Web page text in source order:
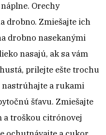
Orechy
drobno. Zmiešajte ich
drobno nasekanými
nasajú, ak sa vám
prilejte ešte trochu
nastrúhajte a rukami
šťavu. Zmiešajte
a troškou citrónovej